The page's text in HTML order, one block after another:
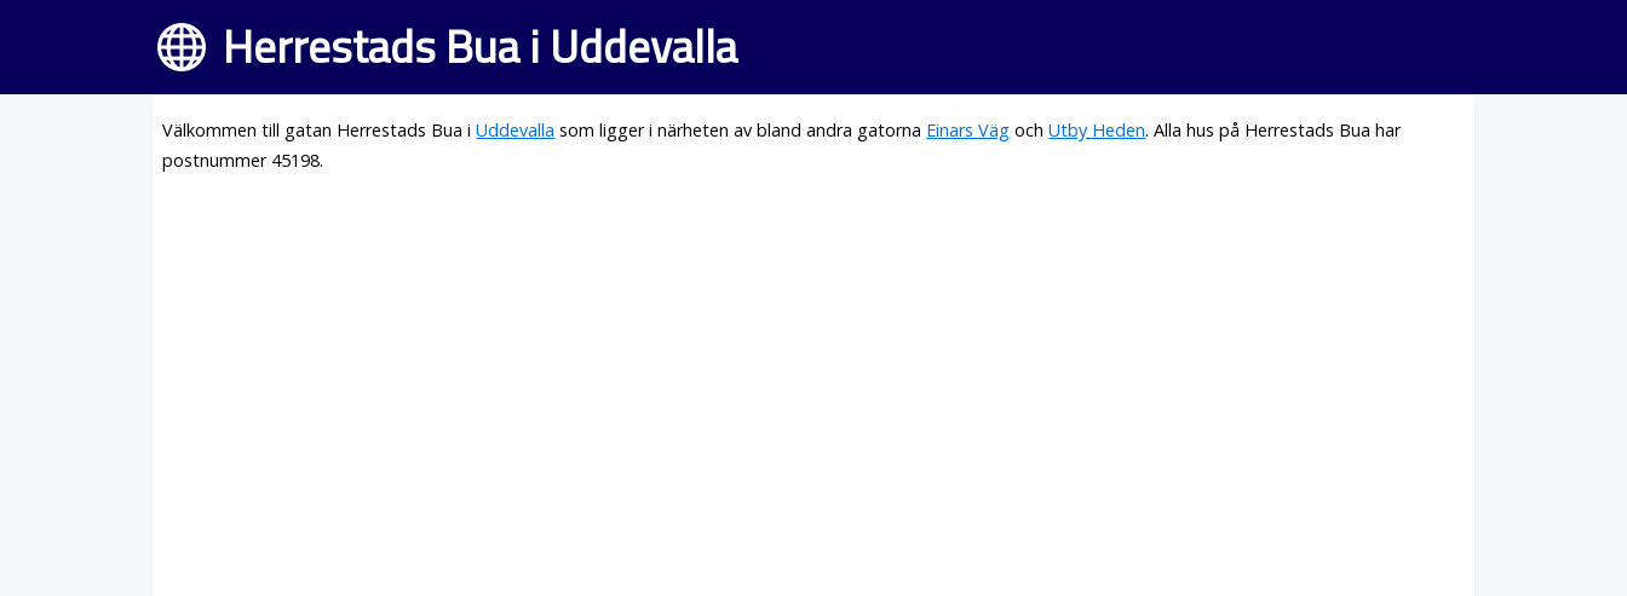
Herrestads Bua i Uddevalla
Välkommen till gatan Herrestads Bua iUddevalla som ligger i närheten av bland andra gatorna Einars Väg ochUtby Heden. Alla hus på Herrestads Bua har
postnummer 45198.